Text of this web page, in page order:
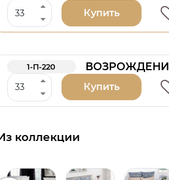
Купить
1-П-220
Купить
коллекции